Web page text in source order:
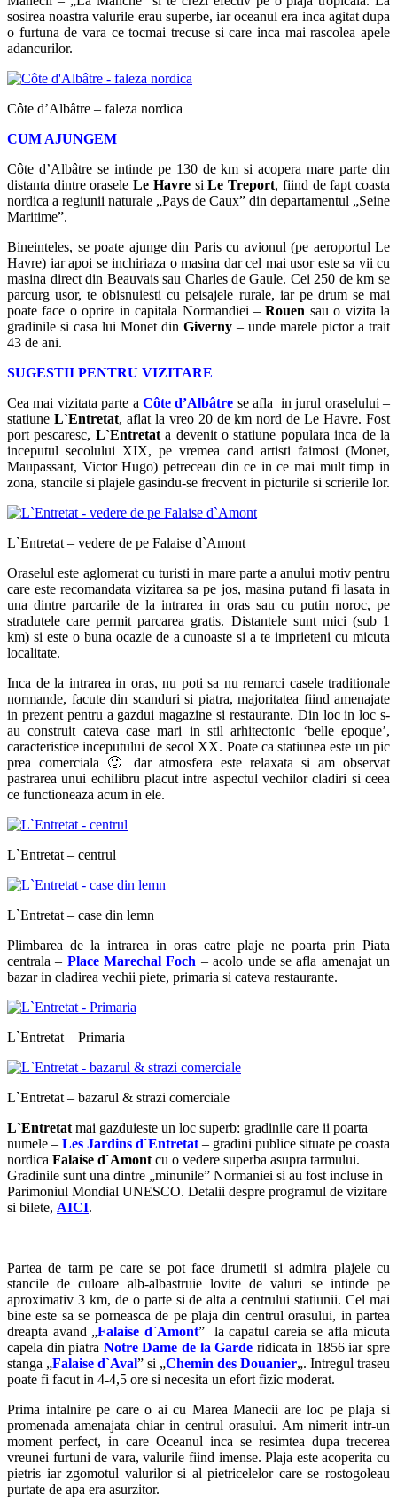
sosirea noastra valurile erau superbe, iar oceanul era inca agitat dupa
o furtuna de vara ce tocmai trecuse si care inca mai rascolea apele
adancurilor.
Côte d’Albâtre – faleza nordica
CUM AJUNGEM
Côte d’Albâtre se intinde pe 130 de km si acopera mare parte din
distanta dintre oraseleLe HavresiLe Treport, fiind de fapt coasta
nordica a regiunii naturale „Pays de Caux” din departamentul „Seine
Maritime”.
Bineinteles, se poate ajunge din Paris cu avionul (pe aeroportul Le
Havre) iar apoi se inchiriaza o masina dar cel mai usor este sa vii cu
masina direct din Beauvais sau Charles de Gaule. Cei 250 de km se
parcurg usor, te obisnuiesti cu peisajele rurale, iar pe drum se mai
poate face o oprire in capitala Normandiei –Rouen sau o vizita la
gradinile si casa lui Monet din Giverny – unde marele pictor a trait
43 de ani.
SUGESTII PENTRU VIZITARE
Cea mai vizitata parte a Côte d’Albâtre se afla in jurul oraselului –
statiune L`Entretat, aflat la vreo 20 de km nord de Le Havre. Fost
port pescaresc, L`Entretata devenit o statiune populara inca de la
inceputul secolului XIX, pe vremea cand artisti faimosi (Monet,
Maupassant, Victor Hugo) petreceau din ce in ce mai mult timp in
zona, stancile si plajele gasindu-se frecvent in picturile si scrierile lor.
L`Entretat – vedere de pe Falaise d`Amont
Oraselul este aglomerat cu turisti in mare parte a anului motiv pentru
care este recomandata vizitarea sa pe jos, masina putand fi lasata in
una dintre parcarile de la intrarea in oras sau cu putin noroc, pe
stradutele care permit parcarea gratis. Distantele sunt mici (sub 1
km) si este o buna ocazie de a cunoaste si a te imprieteni cu micuta
localitate.
Inca de la intrarea in oras, nu poti sa nu remarci casele traditionale
normande, facute din scanduri si piatra, majoritatea fiind amenajate
in prezent pentru a gazdui magazine si restaurante. Din loc in loc s-
au construit cateva case mari in stil arhitectonic ‘belle epoque’,
caracteristice inceputului de secol XX. Poate ca statiunea este un pic
prea comerciala 🙂 dar atmosfera este relaxata si am observat
pastrarea unui echilibru placut intre aspectul vechilor cladiri si ceea
ce functioneaza acum in ele.
L`Entretat – centrul
L`Entretat – case din lemn
Plimbarea de la intrarea in oras catre plaje ne poarta prin Piata
centrala – Place Marechal Foch – acolo unde se afla amenajat un
bazar in cladirea vechii piete, primaria si cateva restaurante.
L`Entretat – Primaria
L`Entretat – bazarul & strazi comerciale
L`Entretat mai gazduieste un loc superb: gradinile care ii poarta
numele – Les Jardins d`Entretat – gradini publice situate pe coasta
nordica Falaise d`Amont cu o vedere superba asupra tarmului.
Gradinile sunt una dintre „minunile” Normaniei si au fost incluse in
Parimoniul Mondial UNESCO. Detalii despre programul de vizitare
si bilete, AICI.
Partea de tarm pe care se pot face drumetii si admira plajele cu
stancile de culoare alb-albastruie lovite de valuri se intinde pe
aproximativ 3 km, de o parte si de alta a centrului statiunii. Cel mai
bine este sa se porneasca de pe plaja din centrul orasului, in partea
dreapta avand „Falaise d`Amont” la capatul careia se afla micuta
capela din piatra Notre Dame de la Garde ridicata in 1856 iar spre
stanga „Falaise d`Aval” si „Chemin des Douanier„. Intregul traseu
poate fi facut in 4-4,5 ore si necesita un efort fizic moderat.
Prima intalnire pe care o ai cu Marea Manecii are loc pe plaja si
promenada amenajata chiar in centrul orasului. Am nimerit intr-un
moment perfect, in care Oceanul inca se resimtea dupa trecerea
vreunei furtuni de vara, valurile fiind imense. Plaja este acoperita cu
pietris iar zgomotul valurilor si al pietricelelor care se rostogoleau
purtate de apa era asurzitor.